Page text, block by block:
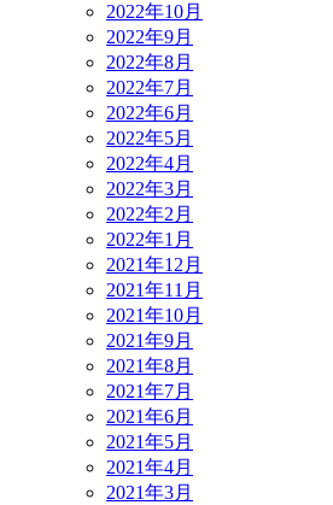
2022年10月
2022年9月
2022年8月
2022年7月
2022年6月
2022年5月
2022年4月
2022年3月
2022年2月
2022年1月
2021年12月
2021年11月
2021年10月
2021年9月
2021年8月
2021年7月
2021年6月
2021年5月
2021年4月
2021年3月